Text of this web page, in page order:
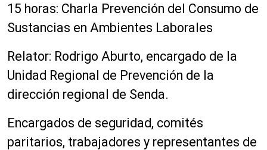
15 horas: Charla Prevención del Consumo de
Sustancias en Ambientes Laborales
Relator: Rodrigo Aburto, encargado de la
Unidad Regional de Prevención de la
dirección regional de Senda.
Encargados de seguridad, comités
paritarios, trabajadores y representantes de